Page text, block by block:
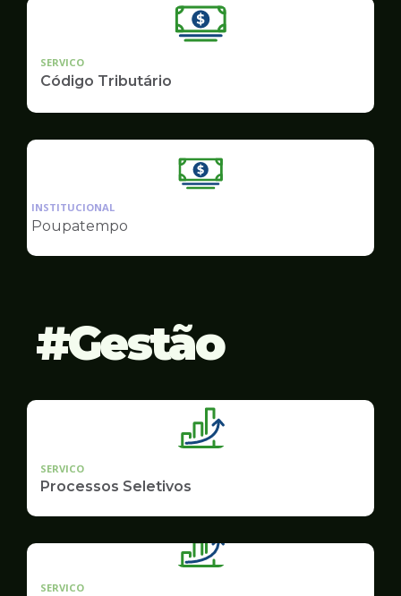
SERVICO
Código Tributário
Ilustração
Finanças
INSTITUCIONAL
Poupatempo
Gestão
SERVICO
Processos Seletivos
SERVICO